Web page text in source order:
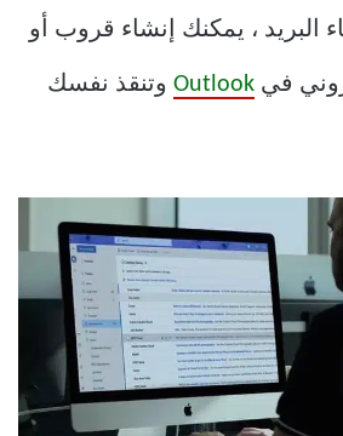
البريد ، يمكنك إنشاء قروب أو
في Outlook وتنقذ نفسك